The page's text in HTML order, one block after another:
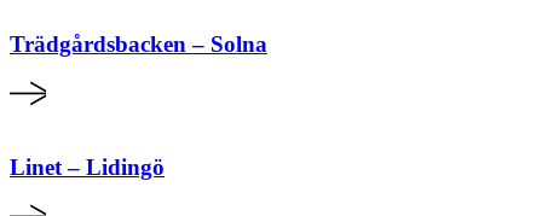
Trädgårdsbacken – Solna
Linet – Lidingö